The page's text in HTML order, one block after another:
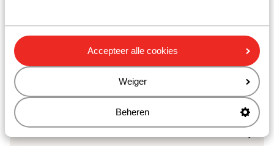
Accepteer alle cookies
Weiger
Beheren
Andere accommodaties in Les
Sybelles
Chalet la Marmotte